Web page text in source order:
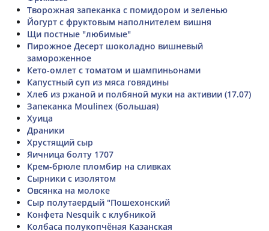
Творожная запеканка с помидором и зеленью
Йогурт с фруктовым наполнителем вишня
Щи постные "любимые"
Пирожное Десерт шоколадно вишневый
замороженное
Кето-омлет с томатом и шампиньонами
Капустный суп из мяса говядины
Хлеб из ржаной и полбяной муки на активии (17.07)
Запеканка Moulinex (большая)
Хуица
Драники
Хрустящий сыр
Яичница болту 1707
Крем-брюле пломбир на сливках
Сырники с изолятом
Овсянка на молоке
Сыр полутаердый "Пошехонский
Конфета Nesquik с клубникой
Колбаса полукопчёная Казанская